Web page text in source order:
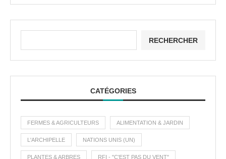
RECHERCHER
CATÉGORIES
FERMES & AGRICULTEURS ALIMENTATION & JARDIN
L'ARCHIPELLE NATIONS UNIS (UN)
PLANTES & ARBRES RFI - "C'EST PAS DU VENT"